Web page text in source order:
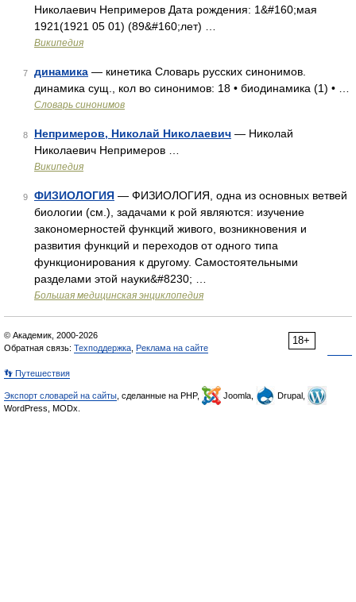
Николаевич Непримеров Дата рождения: 1&#160;мая
1921(1921 05 01) (89&#160;лет) …
Википедия
7 динамика — кинетика Словарь русских синонимов.
динамика сущ., кол во синонимов: 18 • биодинамика (1) • …
Словарь синонимов
8 Непримеров, Николай Николаевич — Николай
Николаевич Непримеров …
Википедия
9 ФИЗИОЛОГИЯ — ФИЗИОЛОГИЯ, одна из основных ветвей
биологии (см.), задачами к рой являются: изучение
закономерностей функций живого, возникновения и
развития функций и переходов от одного типа
функционирования к другому. Самостоятельными
разделами этой науки&#8230; …
Большая медицинская энциклопедия
18+
© Академик, 2000-2026
Обратная связь: Техподдержка Реклама на сайте
👣 Путешествия
Экспорт словарей на сайты , сделанные на PHP, Joomla,
Drupal,
WordPress, MODx.